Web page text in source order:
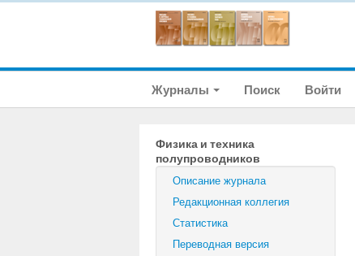
Журналы Поиск Войти
Физика и техника
полупроводников
Описание журнала
Редакционная коллегия
Статистика
Переводная версия